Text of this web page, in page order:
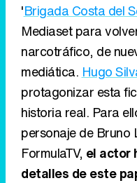
'Brigada Costa del
Mediaset para
narcotráfico, de
mediática. Hugo
protagonizar esta
historia real. Para
personaje de Bruno
FormulaTV, el actor
detalles de este